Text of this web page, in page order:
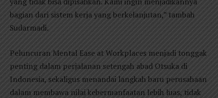
bagian dari sistem kerja yang berkelanjutan,” tambah
Sudarmadi.
Peluncuran Mental Ease at Workplaces menjadi tonggak
penting dalam perjalanan setengah abad Otsuka di
Indonesia, sekaligus menandai langkah baru perusahaan
dalam membawa nilai kebermanfaatan lebih luas, tidak